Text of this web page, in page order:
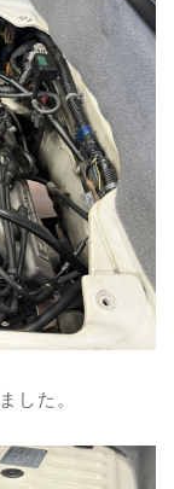
した。